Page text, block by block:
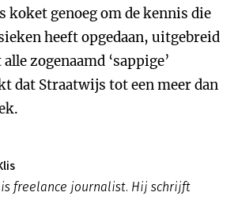
koket genoeg om de kennis die
heeft opgedaan, uitgebreid
zogenaamd ‘sappige’
dat Straatwijs tot een meer dan
is freelance journalist. Hij schrijft